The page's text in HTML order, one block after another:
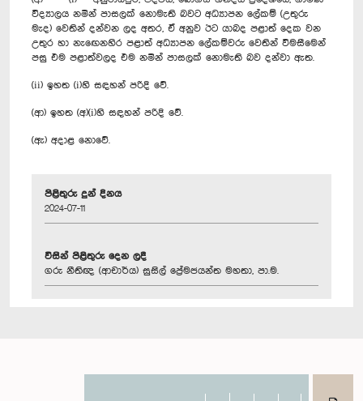
විද්‍යාලය නමින් පාසලක් නොමැති බවට අධ්‍යාපන ලේකම් (උතුරු
මැද) වෙතින් දන්වන ලද අතර, ඒ අනුව ඊට යාබද පළාත් දෙක වන
උතුර හා නැ‍ඟෙනහිර පළාත් අධ්‍යාපන ලේකම්වරු වෙතින් විමසීමෙන්
පසු එම පළාත්වලද එම නමින් පාසලක් නොමැති බව දන්වා ඇත.
(ii) ඉහත (i)හි සඳහන් පරිදි වේ.
(ආ) ඉහත (අ)(i)හි සඳහන් පරිදි වේ.
(ඇ) අදාළ නොවේ.
පිළිතුරු දුන් දිනය
2024-07-11
විසින් පිළිතුරු දෙන ලදී
ගරු නීතිඥ (ආචාර්ය) සුසිල් ප්‍රේමජයන්ත මහතා, පා.ම.